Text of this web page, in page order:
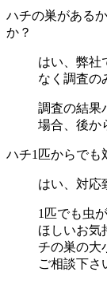
ハチの巣がある
か？
はい、弊社
なく調査の
調査の結果
場合、後か
ハチ1匹からでも
はい、対応
1匹でも虫
ほしいお気
チの巣の大
ご相談下さ